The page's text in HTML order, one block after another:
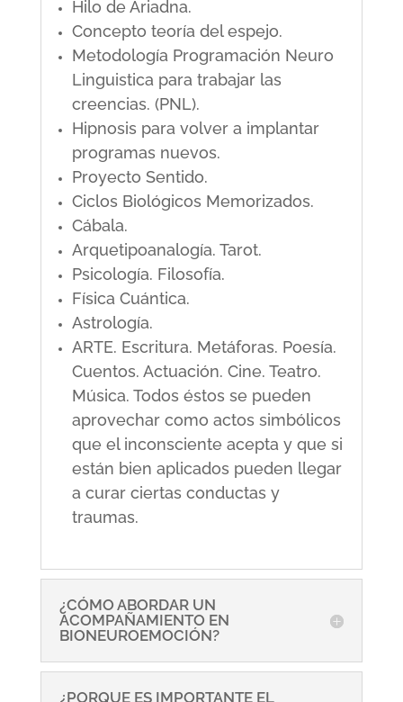
Hilo de Ariadna.
Concepto teoría del espejo.
Metodología Programación Neuro
Linguistica para trabajar las
creencias. (PNL).
Hipnosis para volver a implantar
programas nuevos.
Proyecto Sentido.
Ciclos Biológicos Memorizados.
Cábala.
Arquetipoanalogía. Tarot.
Psicología. Filosofía.
Física Cuántica.
Astrología.
ARTE. Escritura. Metáforas. Poesía.
Cuentos. Actuación. Cine. Teatro.
Música. Todos éstos se pueden
aprovechar como actos simbólicos
que el inconsciente acepta y que si
están bien aplicados pueden llegar
a curar ciertas conductas y
traumas.
¿CÓMO ABORDAR UN
ACOMPAÑAMIENTO EN
BIONEUROEMOCIÓN?
¿PORQUE ES IMPORTANTE EL